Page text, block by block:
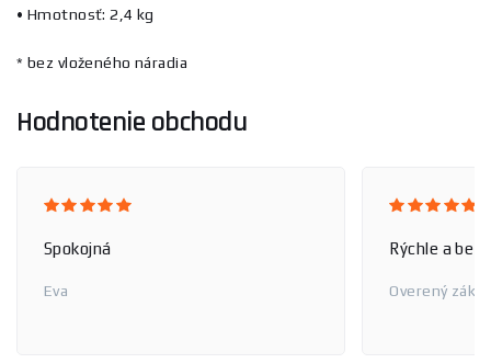
• Hmotnosť: 2,4 kg
* bez vloženého náradia
Hodnotenie obchodu
Spokojná
Eva
Rýchle a
Overený